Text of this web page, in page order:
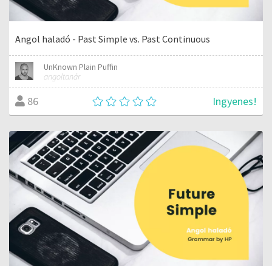
Angol haladó - Past Simple vs. Past Continuous
UnKnown Plain Puffin
angoltanár
86 Ingyenes!